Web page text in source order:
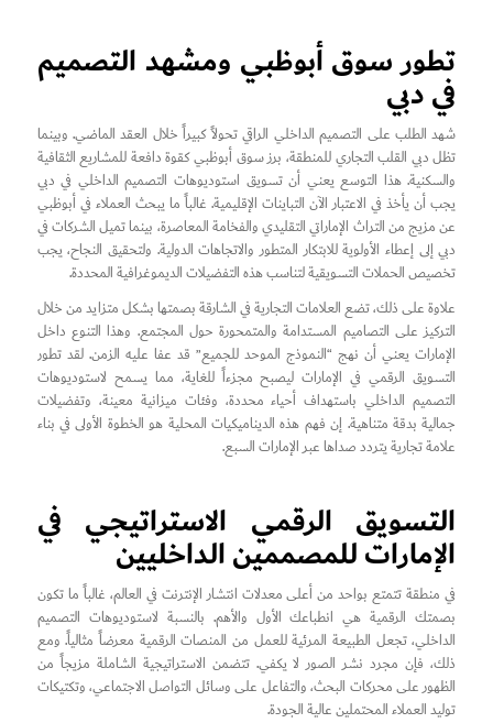
تطور سوق أبوظبي ومشهد التصميم
في دبي
شهد الطلب على التصميم الداخلي الراقي تحولاً كبيراً خلال العقد الماضي. وبينما
تظل دبي القلب التجاري للمنطقة، برز سوق أبوظبي كقوة دافعة للمشاريع الثقافية
والسكنية. هذا التوسع يعني أن تسويق استوديوهات التصميم الداخلي في دبي
يجب أن يأخذ في الاعتبار الآن التباينات الإقليمية. غالباً ما يبحث العملاء في أبوظبي
عن مزيج من التراث الإماراتي التقليدي والفخامة المعاصرة، بينما تميل الشركات في
دبي إلى إعطاء الأولوية للابتكار المتطور والاتجاهات الدولية. ولتحقيق النجاح، يجب
تخصيص الحملات التسويقية لتناسب هذه التفضيلات الديموغرافية المحددة.
علاوة على ذلك، تضع العلامات التجارية في الشارقة بصمتها بشكل متزايد من خلال
التركيز على التصاميم المستدامة والمتمحورة حول المجتمع. وهذا التنوع داخل
الإمارات يعني أن نهج “النموذج الموحد للجميع” قد عفا عليه الزمن. لقد تطور
التسويق الرقمي في الإمارات ليصبح مجزءاً للغاية، مما يسمح لاستوديوهات
التصميم الداخلي باستهداف أحياء محددة، وفئات ميزانية معينة، وتفضيلات
جمالية بدقة متناهية. إن فهم هذه الديناميكيات المحلية هو الخطوة الأولى في بناء
علامة تجارية يتردد صداها عبر الإمارات السبع.
التسويق الرقمي الاستراتيجي في
الإمارات للمصممين الداخليين
في منطقة تتمتع بواحد من أعلى معدلات انتشار الإنترنت في العالم، غالباً ما تكون
بصمتك الرقمية هي انطباعك الأول والأهم. بالنسبة لاستوديوهات التصميم
الداخلي، تجعل الطبيعة المرئية للعمل من المنصات الرقمية معرضاً مثالياً. ومع
ذلك، فإن مجرد نشر الصور لا يكفي. تتضمن الاستراتيجية الشاملة مزيجاً من
الظهور على محركات البحث، والتفاعل على وسائل التواصل الاجتماعي، وتكتيكات
توليد العملاء المحتملين عالية الجودة.